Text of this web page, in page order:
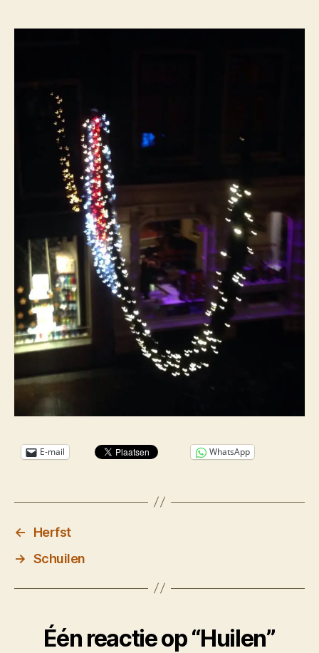
E-mail WhatsApp
←
Herfst
→ Schuilen
Één reactie op “Huilen”